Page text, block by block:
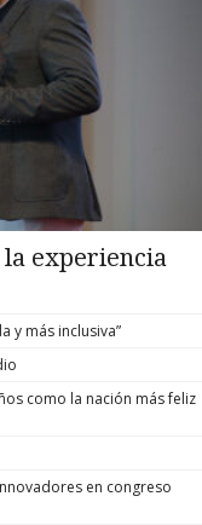
experiencia
y más inclusiva”
como la nación más feliz
en congreso